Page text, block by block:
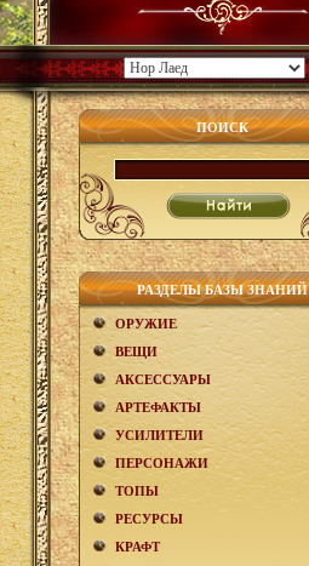
ПОИСК
РАЗДЕЛЫ БАЗЫ ЗНАНИЙ
ОРУЖИЕ
ВЕЩИ
АКCЕСCУАРЫ
АРТЕФАКТЫ
УСИЛИТЕЛИ
ПЕРСОНАЖИ
ТОПЫ
РЕСУРСЫ
КРАФТ